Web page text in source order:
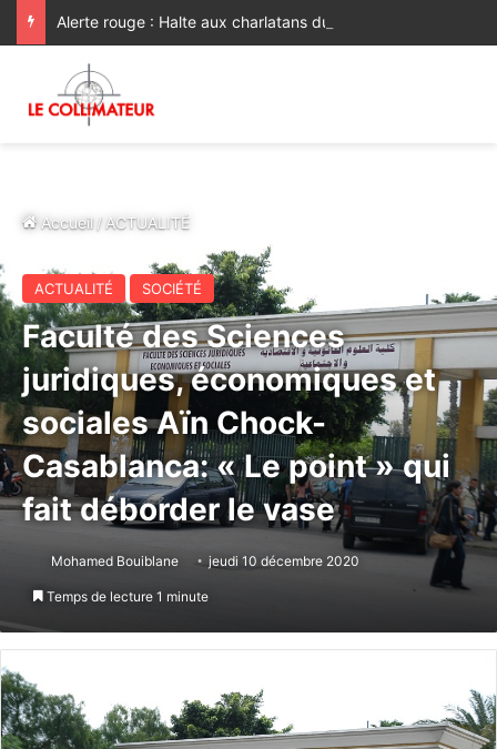
Alerte rouge : Halte aux charlatans du bien-être !
Accueil/ACTUALITÉ
ACTUALITÉ SOCIÉTÉ
Faculté des Sciences
juridiques, économiques et
sociales Aïn Chock-
Casablanca: « Le point » qui
fait déborder le vase
Mohamed Bouiblane jeudi 10 décembre 2020
Temps de lecture 1 minute